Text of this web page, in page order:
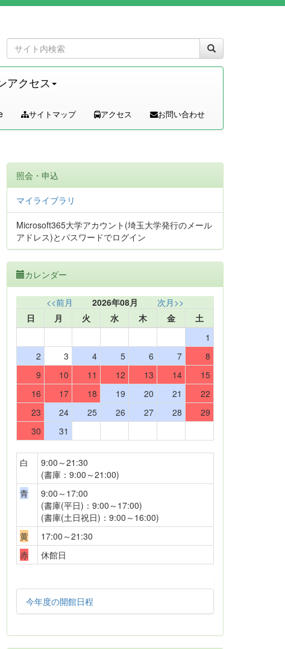
アクセス
サイトマップ アクセス お問い合わせ
照会・申込
マイライブラリ
Microsoft365大学アカウント(埼玉大学発行のメール
アドレス)とパスワードでログイン
カレンダー
<<前月 2026年08月
次月>>
日
月 火 水 木 金
土
1
2
3 4 5 6 7
8
9
10 11 12 13 14
15
16
17 18 19 20 21
22
23
24 25 26 27 28
29
30
31
白
9:00～21:30
(書庫：9:00～21:00)
青
9:00～17:00
(書庫(平日)：9:00～17:00)
(書庫(土日祝日)：9:00～16:00)
黄
17:00～21:30
赤
休館日
今年度の開館日程